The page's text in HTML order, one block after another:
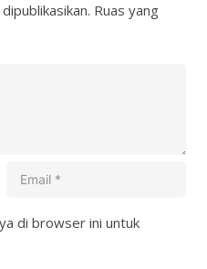
Ruas yang
di browser ini untuk